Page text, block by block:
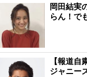
岡田結実
らん！で
【報道
ジャニー